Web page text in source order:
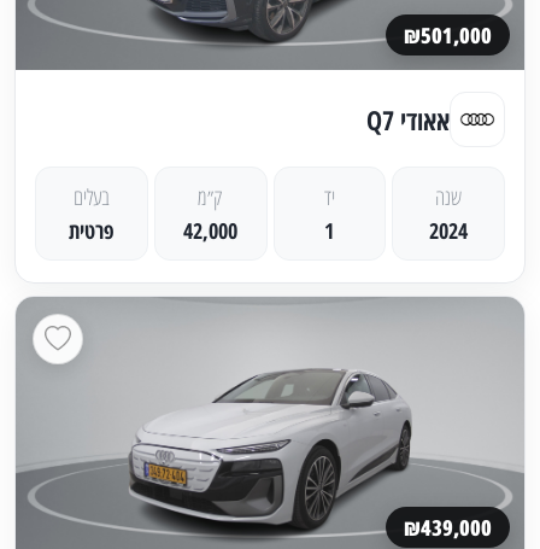
₪501,000
אאודי Q7
שנה
2024
יד
1
ק״מ
42,000
בעלים
פרטית
₪439,000